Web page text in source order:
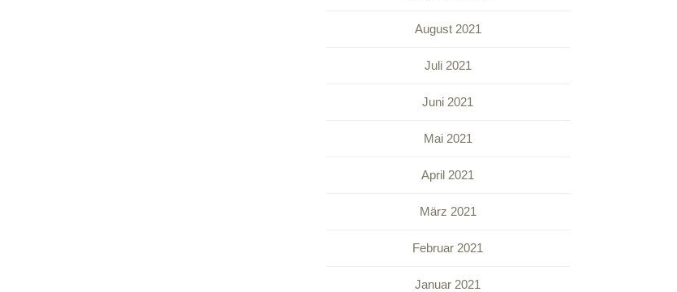
August 2021
Juli 2021
Juni 2021
Mai 2021
April 2021
März 2021
Februar 2021
Januar 2021